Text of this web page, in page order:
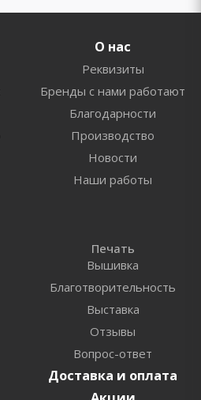
О нас
Реквизиты
Бренды с нами работают
Благодарности
Производство
Новости
Наши работы
Печать
Вышивка
Благотворительность
Выставка
Отзывы
Вопрос-ответ
Доставка и оплата